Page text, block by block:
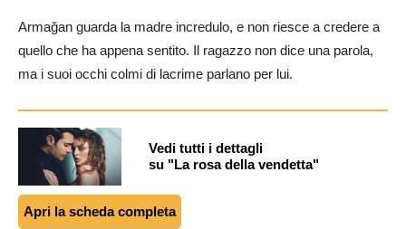
Armağan guarda la madre incredulo, e non riesce a credere a
quello che ha appena sentito. Il ragazzo non dice una parola,
ma i suoi occhi colmi di lacrime parlano per lui.
Vedi tutti i dettagli
su "La rosa della vendetta"
Apri la scheda completa